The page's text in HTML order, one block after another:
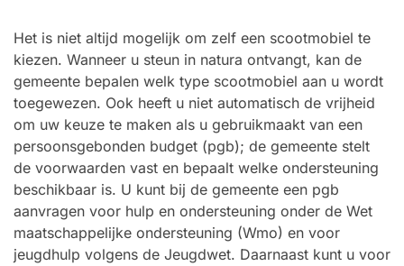
Het is niet altijd mogelijk om zelf een scootmobiel te
kiezen. Wanneer u steun in natura ontvangt, kan de
gemeente bepalen welk type scootmobiel aan u wordt
toegewezen. Ook heeft u niet automatisch de vrijheid
om uw keuze te maken als u gebruikmaakt van een
persoonsgebonden budget (pgb); de gemeente stelt
de voorwaarden vast en bepaalt welke ondersteuning
beschikbaar is. U kunt bij de gemeente een pgb
aanvragen voor hulp en ondersteuning onder de Wet
maatschappelijke ondersteuning (Wmo) en voor
jeugdhulp volgens de Jeugdwet. Daarnaast kunt u voor